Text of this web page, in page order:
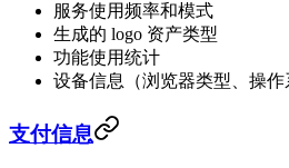
服务使用频率和模式
生成的 logo 资产类型
功能使用统计
设备信息（浏览器类型、操作
支付信息